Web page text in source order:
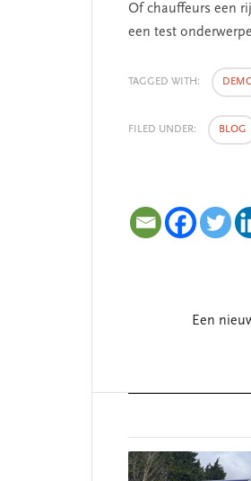
Of chauffeurs een
een test
TAGGED WITH:
FILED UNDER: BLOG
Een